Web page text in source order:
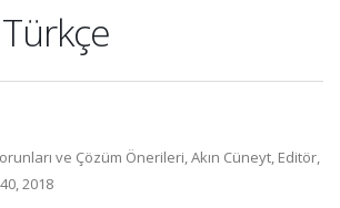
ve Çözüm Önerileri, Akın Cüneyt, Editör,
2018